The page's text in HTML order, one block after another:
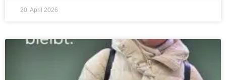
20. April 2026